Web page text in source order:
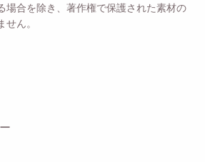
場合を除き、著作権で保護された素材の
ん。